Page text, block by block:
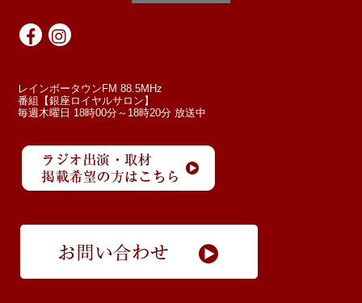
レインボータウンFM 88.5MHz
番組【銀座ロイヤルサロン】
毎週木曜日 18時00分～18時20分 放送中